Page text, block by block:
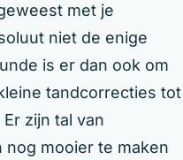
met je
niet de enige
is er dan ook om
tandcorrecties tot
zijn tal van
nog mooier te maken